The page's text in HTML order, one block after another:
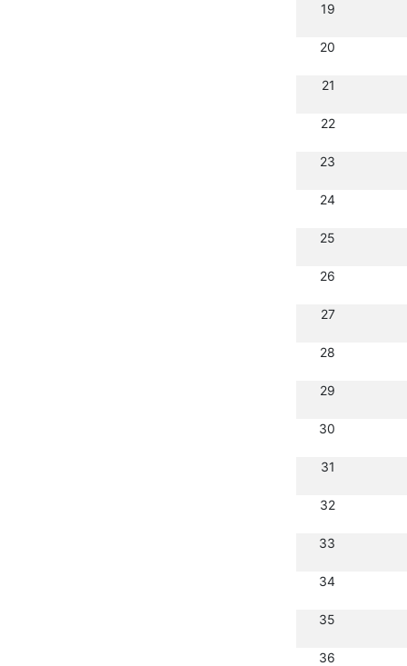
19
20
21
22
23
24
25
26
27
28
29
30
31
32
33
34
35
36